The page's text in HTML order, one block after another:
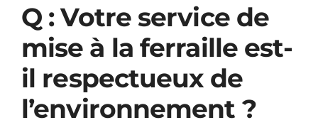
Q : Votre service de
mise à la ferraille est-
il respectueux de
l’environnement ?